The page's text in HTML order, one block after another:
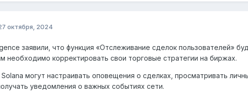
октября, 2024
заявили, что функция «Отслеживание сделок пользователей»
необходимо корректировать свои торговые стратегии на биржах.
могут настраивать оповещения о сделках, просматривать
уведомления о важных событиях сети.